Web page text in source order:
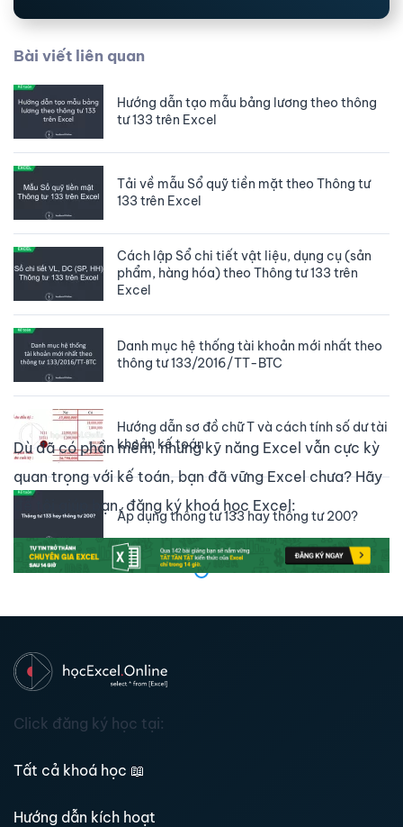
Bài viết liên quan
Hướng dẫn tạo mẫu bảng lương theo thông
tư 133 trên Excel
Tải về mẫu Sổ quỹ tiền mặt theo Thông tư
133 trên Excel
Cách lập Sổ chi tiết vật liệu, dụng cụ (sản
phẩm, hàng hóa) theo Thông tư 133 trên
Excel
Danh mục hệ thống tài khoản mới nhất theo
thông tư 133/2016/TT-BTC
Hướng dẫn sơ đồ chữ T và cách tính số dư tài
khoản kế toán
Áp dụng thông tư 133 hay thông tư 200?
Dù đã có phần mềm, nhưng kỹ năng Excel vẫn cực kỳ
quan trọng với kế toán, bạn đã vững Excel chưa? Hãy
để tôi giúp bạn, đăng ký khoá học Excel:
Click đăng ký học tại:
Tất cả khoá học 📖
Hướng dẫn kích hoạt